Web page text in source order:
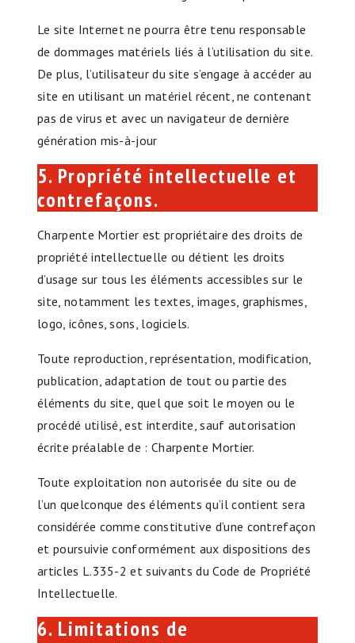
Le site Internet ne pourra être tenu responsable
de dommages matériels liés à l’utilisation du site.
De plus, l’utilisateur du site s’engage à accéder au
site en utilisant un matériel récent, ne contenant
pas de virus et avec un navigateur de dernière
génération mis-à-jour
5. Propriété intellectuelle et
contrefaçons.
Charpente Mortier est propriétaire des droits de
propriété intellectuelle ou détient les droits
d’usage sur tous les éléments accessibles sur le
site, notamment les textes, images, graphismes,
logo, icônes, sons, logiciels.
Toute reproduction, représentation, modification,
publication, adaptation de tout ou partie des
éléments du site, quel que soit le moyen ou le
procédé utilisé, est interdite, sauf autorisation
écrite préalable de : Charpente Mortier.
Toute exploitation non autorisée du site ou de
l’un quelconque des éléments qu’il contient sera
considérée comme constitutive d’une contrefaçon
et poursuivie conformément aux dispositions des
articles L.335-2 et suivants du Code de Propriété
Intellectuelle.
6. Limitations de